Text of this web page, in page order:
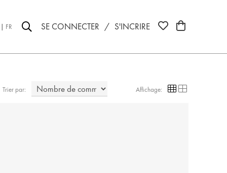
FR SE CONNECTER / S'INCRIRE
Trier par: Affichage: